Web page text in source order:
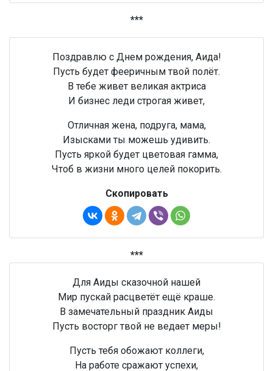
***
Поздравлю с Днем рождения, Аида!
Пусть будет фееричным твой полёт.
В тебе живет великая актриса
И бизнес леди строгая живет,
Отличная жена, подруга, мама,
Изысками ты можешь удивить.
Пусть яркой будет цветовая гамма,
Чтоб в жизни много целей покорить.
Скопировать
***
Для Аиды сказочной нашей
Мир пускай расцветёт ещё краше.
В замечательный праздник Аиды
Пусть восторг твой не ведает меры!
Пусть тебя обожают коллеги,
На работе сражают успехи,